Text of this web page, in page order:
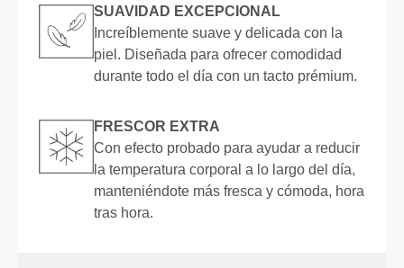
SUAVIDAD EXCEPCIONAL
Increíblemente suave y delicada con la
piel. Diseñada para ofrecer comodidad
durante todo el día con un tacto prémium.
FRESCOR EXTRA
Con efecto probado para ayudar a reducir
la temperatura corporal a lo largo del día,
manteniéndote más fresca y cómoda, hora
tras hora.